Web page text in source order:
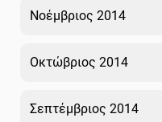
Νοέμβριος 2014
Οκτώβριος 2014
Σεπτέμβριος 2014